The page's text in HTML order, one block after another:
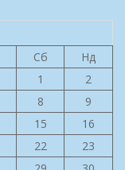
Сб
Нд
1
2
8
9
15
16
22
23